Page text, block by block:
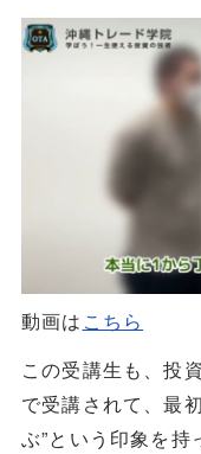
動画は こちら
この受講生も、投
で受講されて、最
ぶ”という印象を